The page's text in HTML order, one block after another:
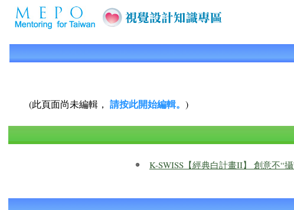
(此頁面尚未編輯， 請按此開始編輯。 )
K-SWISS【經典白計畫II】 創意不“